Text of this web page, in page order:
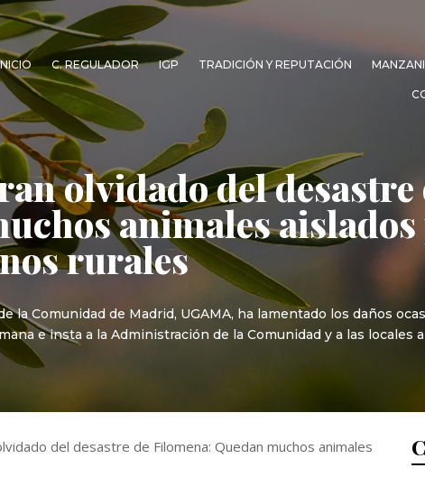
C. REGULADOR IGP TRADICIÓN Y REPUTACIÓN
olvidado del desastre
animales
rurales
la Comunidad de Madrid, UGAMA, ha lamentado los daños
e insta a la Administración de la Comunidad y a las locales
del desastre de Filomena: Quedan muchos animales